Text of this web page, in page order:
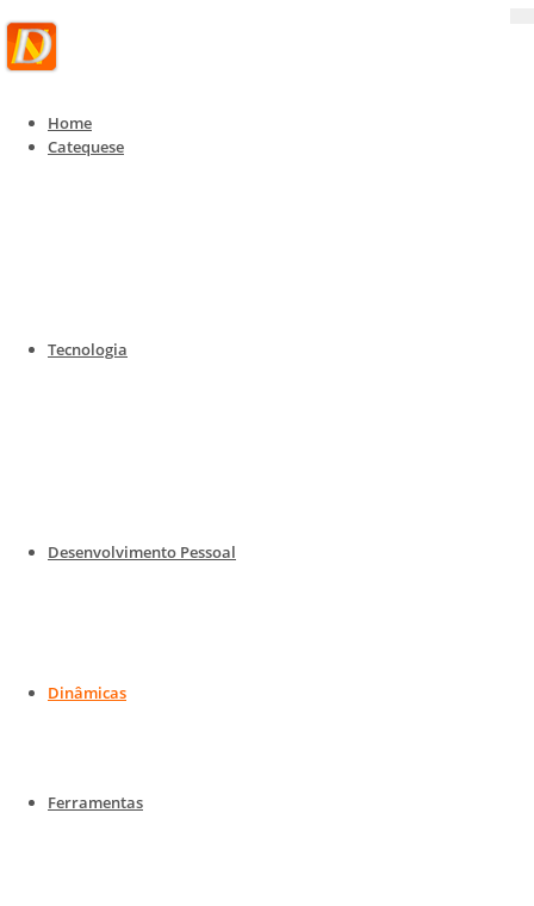
Home
Catequese
Tecnologia
Desenvolvimento Pessoal
Dinâmicas
Ferramentas
Dinâmicas